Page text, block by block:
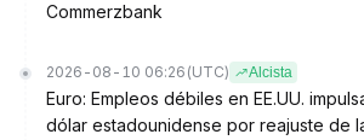
Commerzbank
2026-08-10 06:26 (UTC) Alcista
Euro: Empleos débiles en EE.UU.
dólar estadounidense por reajuste de